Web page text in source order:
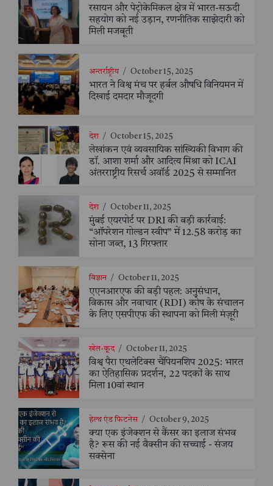
रसायन और पेट्रोकेमिकल क्षेत्र में भारत-सऊदी
सहयोग को नई उड़ान, रणनीतिक साझेदारी को
मिली मजबूती
अन्तर्राष्ट्रीय / October 15, 2025
भारत ने विश्व मंच पर हर्बल औषधि विनियमन में
दिखाई दमदार मौजूदगी
देश / October 15, 2025
लेखांकन एवं व्यवसायिक सांख्यिकी विभाग की
डॉ. आशा शर्मा और आदित्य मिश्रा को ICAI
अंतरराष्ट्रीय रिसर्च अवॉर्ड 2025 से सम्मानित
देश / October 11, 2025
मुंबई एयरपोर्ट पर DRI की बड़ी कार्रवाई:
“ऑपरेशन गोल्डन स्वीप” में 12.58 करोड़ का
सोना जब्त, 13 गिरफ्तार
विज्ञान / October 11, 2025
एएनआरएफ की बड़ी पहल: अनुसंधान,
विकास और नवाचार (RDI) कोष के संचालन
के लिए एसपीएफ की स्थापना को मिली मंज़ूरी
खेल-कूद / October 11, 2025
विश्व पैरा एथलेटिक्स चैंपियनशिप 2025: भारत
का ऐतिहासिक प्रदर्शन, 22 पदकों के साथ
मिला 10वां स्थान
हेल्थ एंड फिटनेस / October 9, 2025
क्या एक इंजेक्शन से कैंसर का इलाज संभव
है? रूस की नई वैक्सीन की सच्चाई - संजय
सक्सेना